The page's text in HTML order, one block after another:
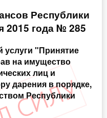
Республики
2015 года № 285
услуги "Принятие
на имущество
лиц и
дарения в порядке,
Республики